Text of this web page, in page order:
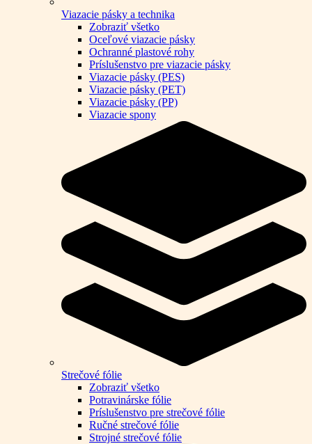
Viazacie pásky a technika
Zobraziť všetko
Oceľové viazacie pásky
Ochranné plastové rohy
Príslušenstvo pre viazacie pásky
Viazacie pásky (PES)
Viazacie pásky (PET)
Viazacie pásky (PP)
Viazacie spony
Strečové fólie
Zobraziť všetko
Potravinárske fólie
Príslušenstvo pre strečové fólie
Ručné strečové fólie
Strojné strečové fólie